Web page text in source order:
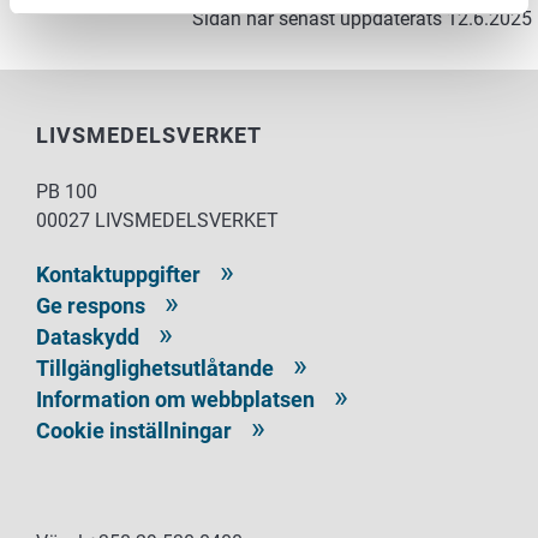
Sidan har senast uppdaterats 12.6.2025
LIVSMEDELSVERKET
PB 100
00027 LIVSMEDELSVERKET
Kontaktuppgifter
Ge respons
Dataskydd
Tillgänglighetsutlåtande
Information om webbplatsen
Cookie inställningar